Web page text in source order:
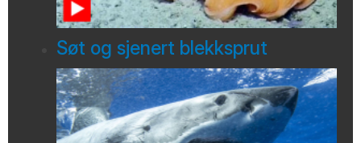
Søt og sjenert blekksprut